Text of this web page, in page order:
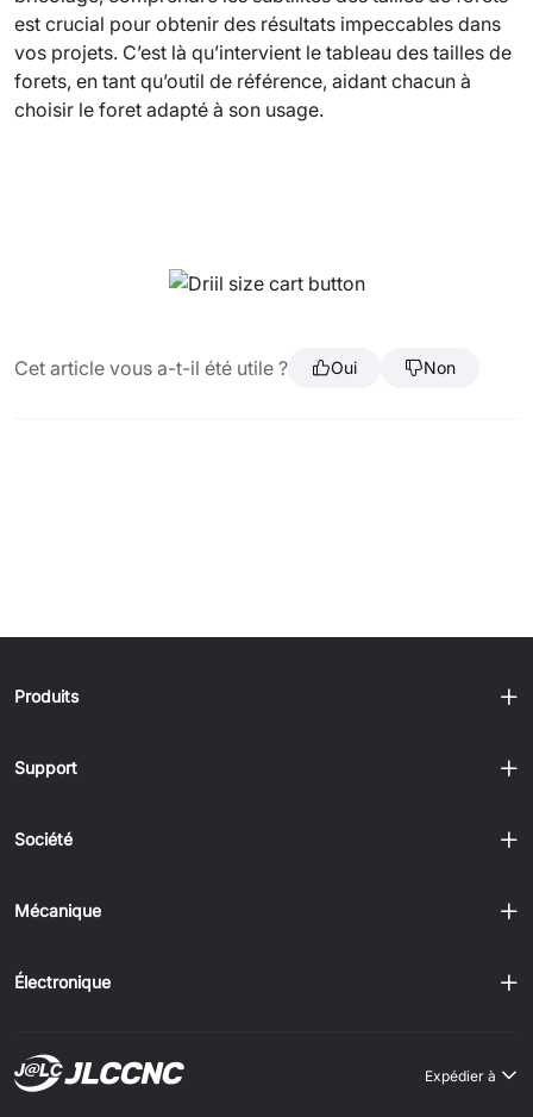
est crucial pour obtenir des résultats impeccables dans
vos projets. C’est là qu’intervient le tableau des tailles de
forets, en tant qu’outil de référence, aidant chacun à
choisir le foret adapté à son usage.
Cet article vous a-t-il été utile ? Oui Non
Produits
Support
Société
Mécanique
Électronique
Expédier à